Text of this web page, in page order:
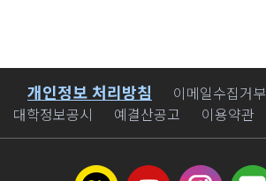
바로가기
개인정보 처리방침
이메일수집거부
대학정보공시
예결산공고 이용약관